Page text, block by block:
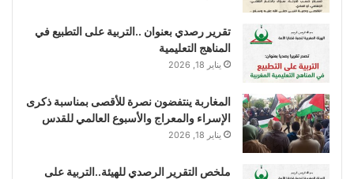
تقرير رصدي بعنوان ..التربية على التطبيع في
المناهج التعليمية
يناير 18, 2026
المغاربة ينتفضون نصرة للأقصى بمناسبة ذكرى
الإسراء والمعراج والأسبوع العالمي للقدس
يناير 18, 2026
ملخص التقرير الرصدي للهيئة..التربية على